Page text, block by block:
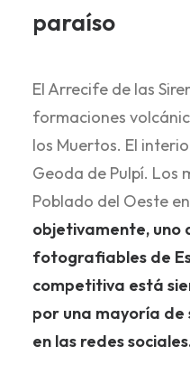
paraíso
El Arrecife de las
formaciones
los Muertos. El
Geoda de Pulpí. Los
Poblado del Oeste
objetivamente, uno
fotografiables de
competitiva está
por una mayoría de
en las redes